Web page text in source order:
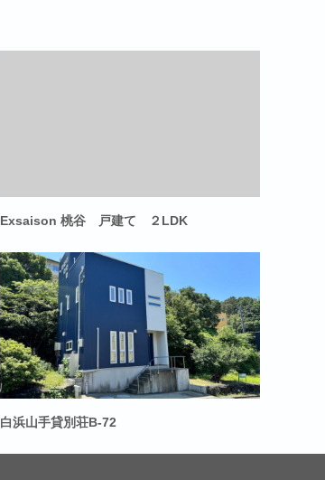
Exsaison 桃谷 戸建て ２LDK
白浜山手貸別荘B-72